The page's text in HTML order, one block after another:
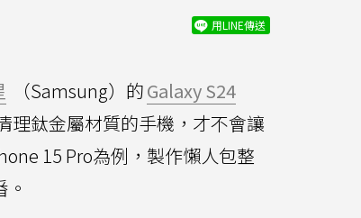
用LINE傳送
（Samsung）的Galaxy S24
理鈦金屬材質的手機，才不會讓
15 Pro為例，製作懶人包整